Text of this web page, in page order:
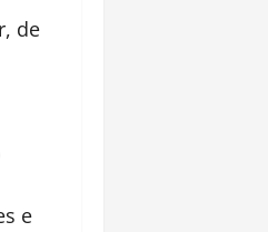
de
e